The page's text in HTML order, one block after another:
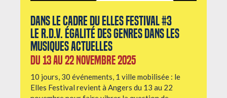
Dans le cadre du Elles Festival #3
Le r.d.v. égalité des genres dans les
musiques actuelles
Du 13 au 22 novembre 2025
10 jours, 30 événements, 1 ville mobilisée : le
Elles Festival revient à Angers du 13 au 22